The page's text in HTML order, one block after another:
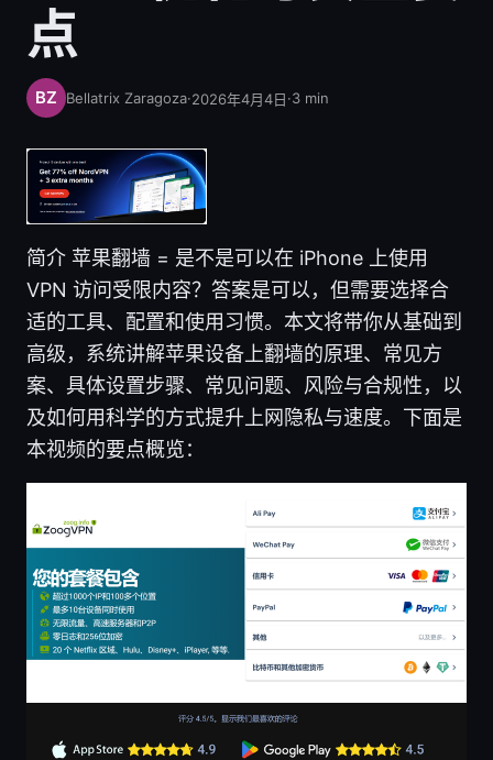
点
Bellatrix Zaragoza·2026年4月4日·3 min
简介 苹果翻墙 = 是不是可以在 iPhone 上使用
VPN 访问受限内容？答案是可以，但需要选择合
适的工具、配置和使用习惯。本文将带你从基础到
高级，系统讲解苹果设备上翻墙的原理、常见方
案、具体设置步骤、常见问题、风险与合规性，以
及如何用科学的方式提升上网隐私与速度。下面是
本视频的要点概览：